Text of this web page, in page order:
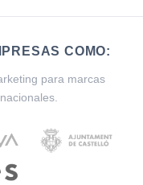
COMO:
para marcas